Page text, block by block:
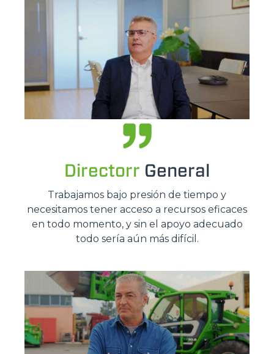
Directorr General
Trabajamos bajo presión de tiempo y
necesitamos tener acceso a recursos eficaces
en todo momento, y sin el apoyo adecuado
todo sería aún más difícil.